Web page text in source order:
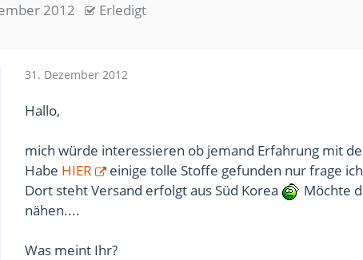
2012 Erledigt
31. Dezember 2012
Hallo,
mich würde interessieren ob jemand Erfahrung mit
Habe HIER
einige tolle Stoffe gefunden nur frage
Dort steht Versand erfolgt aus Süd Korea
Möchte
nähen....
Was meint Ihr?